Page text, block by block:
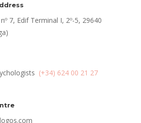
7, Edif Terminal I, 2º-5, 29640
(+34) 624 00 21 27